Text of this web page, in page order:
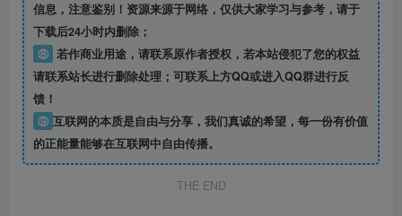
信息，注意鉴别！资源来源于网络，仅供大家学习与参考，请于
下载后24小时内删除；
⑧ 若作商业用途，请联系原作者授权，若本站侵犯了您的权益
请联系站长进行删除处理；可联系上方QQ或进入QQ群进行反
馈！
⑨ 互联网的本质是自由与分享，我们真诚的希望，每一份有价值
的正能量能够在互联网中自由传播。
THE END